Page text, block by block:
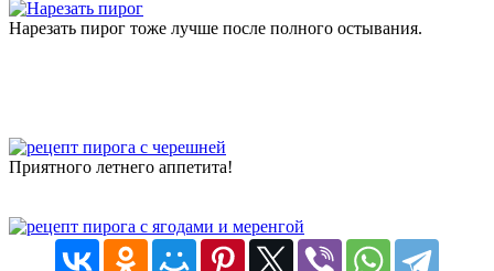
Нарезать пирог тоже лучше после полного остывания.
Приятного летнего аппетита!